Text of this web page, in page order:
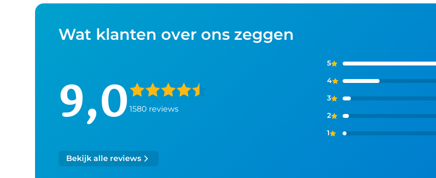
Wat klanten over ons zeggen
9,0 1580 reviews
5
4
3
2
1
Bekijk alle reviews